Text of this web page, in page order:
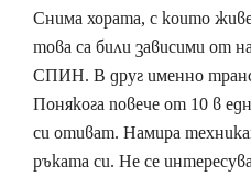
Снима хората, с които
това са били зависими от
СПИН. В друг именно
Понякога повече от 10 в
си отиват. Намира
ръката си. Не се